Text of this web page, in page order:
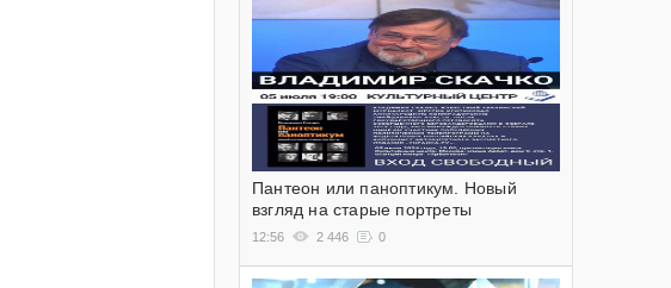
Пантеон или паноптикум. Новый
взгляд на старые портреты
12:56 2 446 0